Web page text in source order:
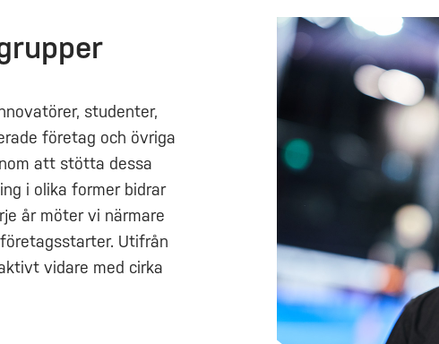
studenter,
företag och övriga
att stötta dessa
i olika former bidrar
år möter vi närmare
Utifrån
vidare med cirka